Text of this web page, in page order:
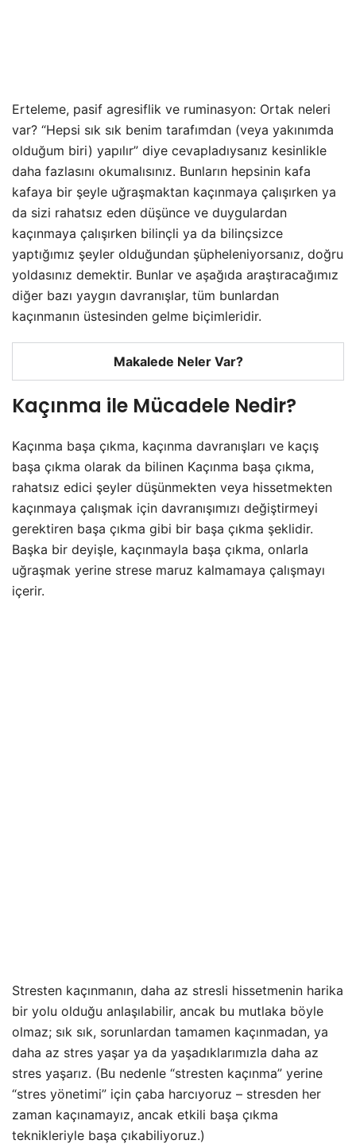
Erteleme, pasif agresiflik ve ruminasyon: Ortak neleri
var? “Hepsi sık sık benim tarafımdan (veya yakınımda
olduğum biri) yapılır” diye cevapladıysanız kesinlikle
daha fazlasını okumalısınız. Bunların hepsinin kafa
kafaya bir şeyle uğraşmaktan kaçınmaya çalışırken ya
da sizi rahatsız eden düşünce ve duygulardan
kaçınmaya çalışırken bilinçli ya da bilinçsizce
yaptığımız şeyler olduğundan şüpheleniyorsanız, doğru
yoldasınız demektir. Bunlar ve aşağıda araştıracağımız
diğer bazı yaygın davranışlar, tüm bunlardan
kaçınmanın üstesinden gelme biçimleridir.
Makalede Neler Var?
Kaçınma ile Mücadele Nedir?
Kaçınma başa çıkma, kaçınma davranışları ve kaçış
başa çıkma olarak da bilinen Kaçınma başa çıkma,
rahatsız edici şeyler düşünmekten veya hissetmekten
kaçınmaya çalışmak için davranışımızı değiştirmeyi
gerektiren başa çıkma gibi bir başa çıkma şeklidir.
Başka bir deyişle, kaçınmayla başa çıkma, onlarla
uğraşmak yerine strese maruz kalmamaya çalışmayı
içerir.
Stresten kaçınmanın, daha az stresli hissetmenin harika
bir yolu olduğu anlaşılabilir, ancak bu mutlaka böyle
olmaz; sık sık, sorunlardan tamamen kaçınmadan, ya
daha az stres yaşar ya da yaşadıklarımızla daha az
stres yaşarız. (Bu nedenle “stresten kaçınma” yerine
“stres yönetimi” için çaba harcıyoruz – stresden her
zaman kaçınamayız, ancak etkili başa çıkma
teknikleriyle başa çıkabiliyoruz.)